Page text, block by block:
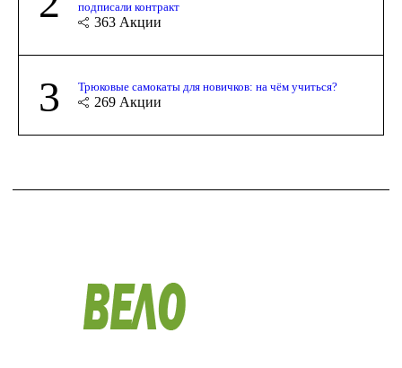
подписали контракт
363 Акции
3 Трюковые самокаты для новичков: на чём учиться?
269 Акции